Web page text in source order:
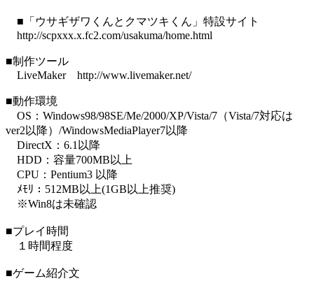
■「ウサギザワくんとクマツキくん」特設サイト
http://scpxxx.x.fc2.com/usakuma/home.html
■制作ツール
LiveMaker http://www.livemaker.net/
■動作環境
OS：Windows98/98SE/Me/2000/XP/Vista/7（Vista/7対応は
ver2以降）/WindowsMediaPlayer7以降
DirectX：6.1以降
HDD：容量700MB以上
CPU：Pentium3 以降
ﾒﾓﾘ：512MB以上(1GB以上推奨)
※Win8は未確認
■プレイ時間
１時間程度
■ゲーム紹介文